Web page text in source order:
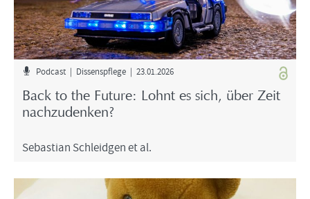
Pod­cast | Dis­sens­pfle­ge | 23.01.2026
Back to the Fu­ture: Lohnt es sich, über Zeit
nach­zu­den­ken?
Se­bas­ti­an Schleid­gen et al.